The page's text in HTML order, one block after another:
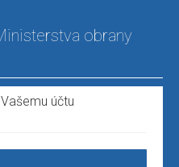
obrany
účtu